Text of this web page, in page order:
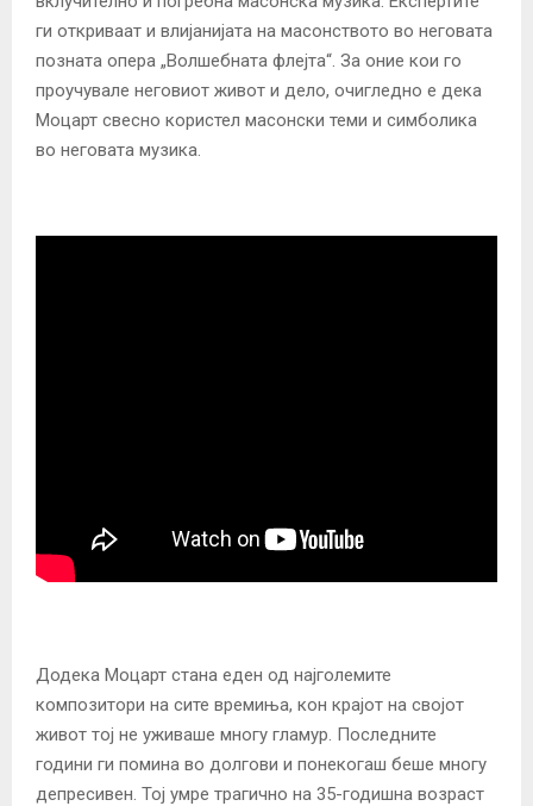
ги откриваат и влијанијата на масонството во неговата
позната опера „Волшебната флејта“. За оние кои го
проучувале неговиот живот и дело, очигледно е дека
Моцарт свесно користел масонски теми и симболика
во неговата музика.
Додека Моцарт стана еден од најголемите
композитори на сите времиња, кон крајот на својот
живот тој не уживаше многу гламур. Последните
години ги помина во долгови и понекогаш беше многу
депресивен. Тој умре трагично на 35-годишна возраст